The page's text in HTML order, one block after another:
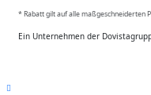
* Rabatt gilt auf alle maßgeschneiderten
Ein Unternehmen der